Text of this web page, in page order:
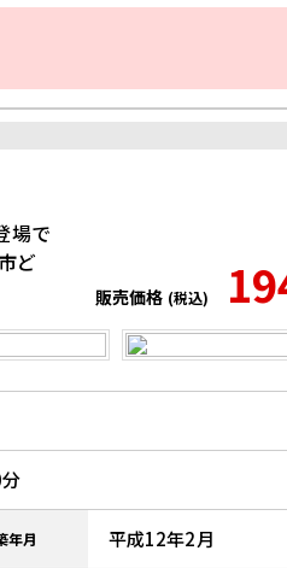
場で
ど
販売価格 (税込)
年月 平成12年2月